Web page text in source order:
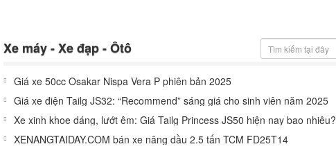
Xe máy - Xe đạp - Ôtô
Giá xe 50cc Osakar Nispa Vera P phiên bản 2025
Giá xe điện Tailg JS32: “Recommend” sáng giá cho sinh viên năm 2025
Xe xinh khoe dáng, lướt êm: Giá Tailg Princess JS50 hiện nay bao nhiêu?
XENANGTAIDAY.COM bán xe nâng dầu 2.5 tấn TCM FD25T14